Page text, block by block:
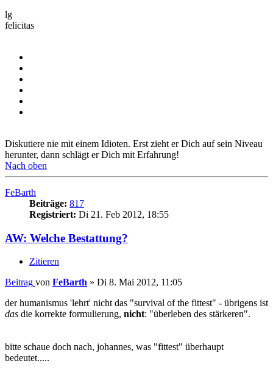
lg
felicitas
Diskutiere nie mit einem Idioten. Erst zieht er Dich auf sein Niveau
herunter, dann schlägt er Dich mit Erfahrung!
Nach oben
FeBarth
Beiträge: 817
Registriert: Di 21. Feb 2012, 18:55
AW: Welche Bestattung?
Zitieren
Beitrag von FeBarth » Di 8. Mai 2012, 11:05
der humanismus 'lehrt' nicht das "survival of the fittest" - übrigens ist
das die korrekte formulierung, nicht: "überleben des stärkeren".
bitte schaue doch nach, johannes, was "fittest" überhaupt
bedeutet.....